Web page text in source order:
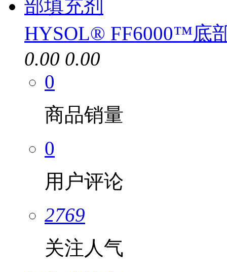
HYSOL® FF6000™底
0.00 0.00
0
商品销量
0
用户评论
2769
关注人气